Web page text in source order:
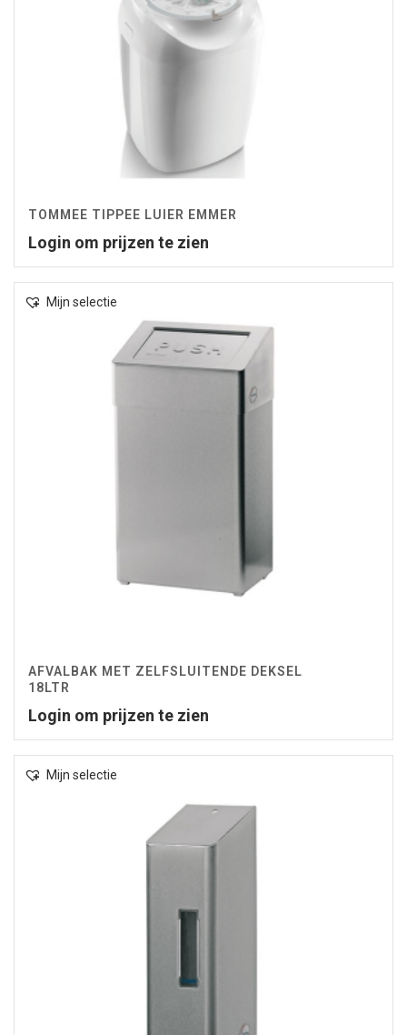
TOMMEE TIPPEE LUIER EMMER
Login om prijzen te zien
Mijn selectie
AFVALBAK MET ZELFSLUITENDE DEKSEL
18LTR
Login om prijzen te zien
Mijn selectie